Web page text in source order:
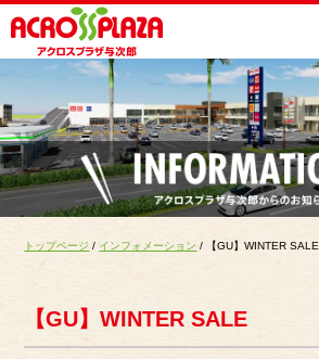
トップページ / インフォメーション / 【GU】WINTER SALE
【GU】WINTER SALE